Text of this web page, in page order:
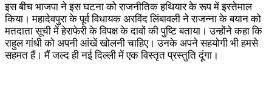
इस बीच भाजपा ने इस घटना को राजनीतिक हथियार के रूप में इस्तेमाल
किया। महादेवपुरा के पूर्व विधायक अरविंद लिंबावली ने राजन्ना के बयान को
मतदाता सूची में हेराफेरी के विपक्ष के दावों की पुष्टि बताया। उन्होंने कहा कि
राहुल गांधी को अपनी आंखें खोलनी चाहिए। उनके अपने सहयोगी भी हमसे
सहमत हैं। मैं जल्द ही नई दिल्ली में एक विस्तृत प्रस्तुति दूंगा।